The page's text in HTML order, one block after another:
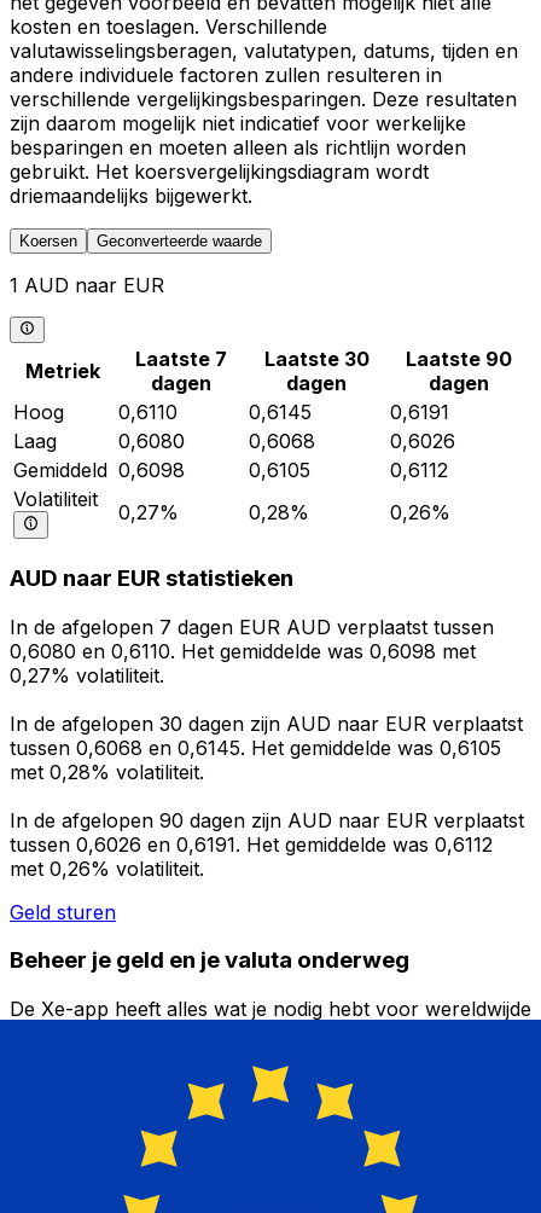
kosten en toeslagen. Verschillende
valutawisselingsberagen, valutatypen, datums, tijden en
andere individuele factoren zullen resulteren in
verschillende vergelijkingsbesparingen. Deze resultaten
zijn daarom mogelijk niet indicatief voor werkelijke
besparingen en moeten alleen als richtlijn worden
gebruikt. Het koersvergelijkingsdiagram wordt
driemaandelijks bijgewerkt.
Koersen Geconverteerde waarde
1 AUD naar EUR
Metriek
Laatste 7
dagen
Laatste 30
dagen
Laatste 90
dagen
Hoog
0,6110 0,6145
0,6191
Laag
0,6080 0,6068
0,6026
Gemiddeld 0,6098 0,6105
0,6112
Volatiliteit
0,27% 0,28% 0,26%
AUD naar EUR statistieken
In de afgelopen 7 dagen EUR AUD verplaatst tussen
0,6080 en 0,6110. Het gemiddelde was 0,6098 met
0,27% volatiliteit.
In de afgelopen 30 dagen zijn AUD naar EUR verplaatst
tussen 0,6068 en 0,6145. Het gemiddelde was 0,6105
met 0,28% volatiliteit.
In de afgelopen 90 dagen zijn AUD naar EUR verplaatst
tussen 0,6026 en 0,6191. Het gemiddelde was 0,6112
met 0,26% volatiliteit.
Geld sturen
Beheer je geld en je valuta onderweg
De Xe-app heeft alles wat je nodig hebt voor wereldwijde
buitenland zonder verborgen kosten. Download